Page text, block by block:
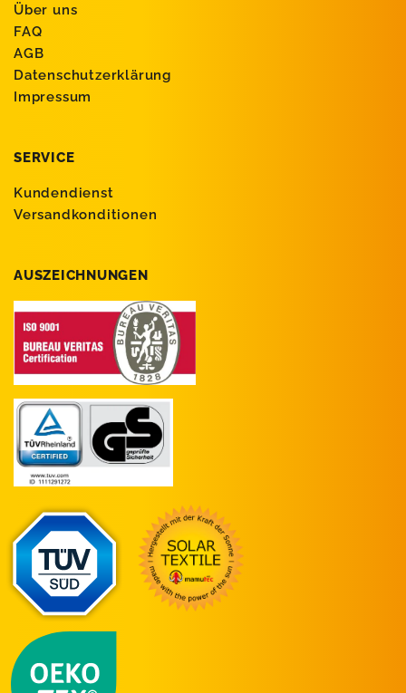
Über uns
FAQ
AGB
Datenschutzerklärung
Impressum
SERVICE
Kundendienst
Versandkonditionen
AUSZEICHNUNGEN